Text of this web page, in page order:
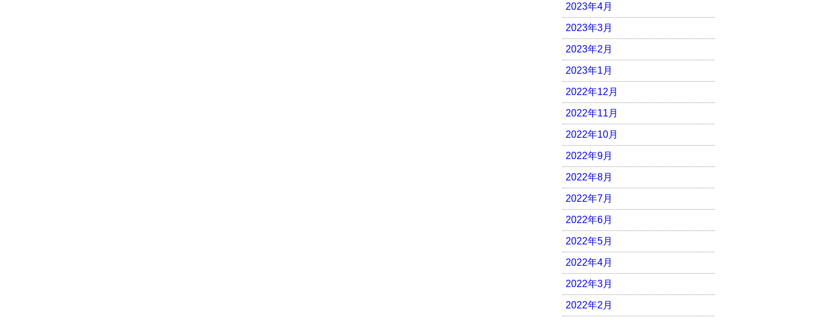
2023年4月
2023年3月
2023年2月
2023年1月
2022年12月
2022年11月
2022年10月
2022年9月
2022年8月
2022年7月
2022年6月
2022年5月
2022年4月
2022年3月
2022年2月